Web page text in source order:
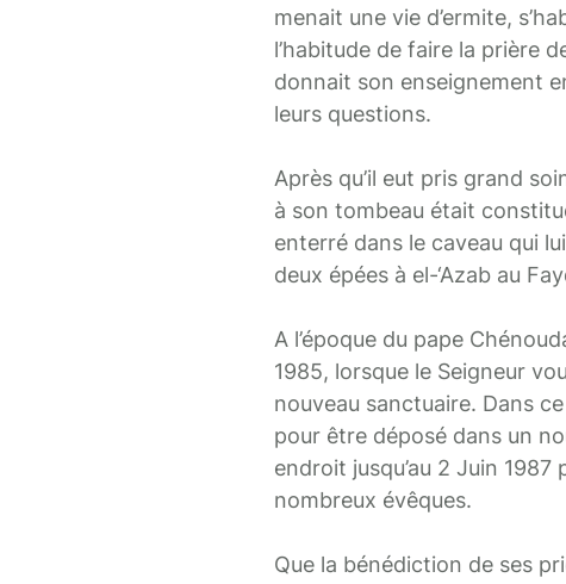
menait une vie d’ermite,
l’habitude de faire la prière
donnait son enseignement
leurs questions.
Après qu’il eut pris grand
à son tombeau était
enterré dans le caveau qui
deux épées à el-‘Azab au
A l’époque du pape
1985, lorsque le Seigneur
nouveau sanctuaire. Dans
pour être déposé dans un
endroit jusqu’au 2 Juin
nombreux évêques.
Que la bénédiction de ses